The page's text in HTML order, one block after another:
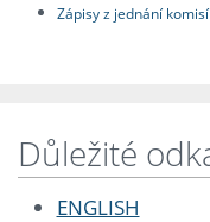
Zápisy z jednání
Důležité
ENGLISH